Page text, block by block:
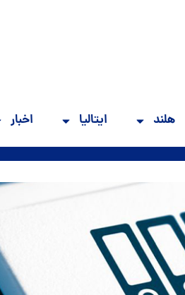
هلند ایتالیا اخبار